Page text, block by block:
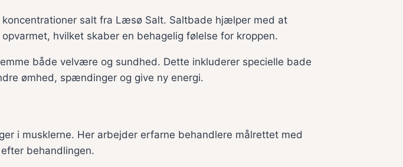
salt fra Læsø Salt. Saltbade hjælper med at
hvilket skaber en behagelig følelse for kroppen.
både velvære og sundhed. Dette inkluderer specielle bade
ømhed, spændinger og give ny energi.
i musklerne. Her arbejder erfarne behandlere målrettet med
behandlingen.